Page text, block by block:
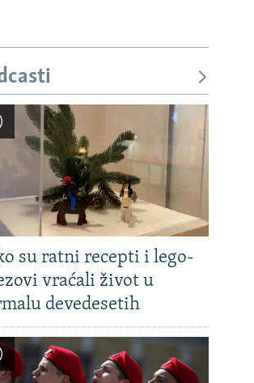
su ratni recepti i lego-
vraćali život u
devedesetih